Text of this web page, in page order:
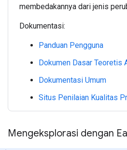
membedakannya dari jenis
Dokumentasi:
Panduan Pengguna
Dokumen Dasar Teoretis
Dokumentasi Umum
Situs Penilaian Kualitas
Mengeksplorasi dengan